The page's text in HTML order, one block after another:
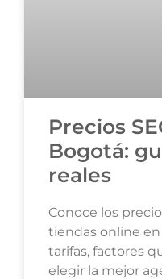
Precios
Bogotá:
reales
Conoce los
tiendas online
tarifas, factores
elegir la mejor